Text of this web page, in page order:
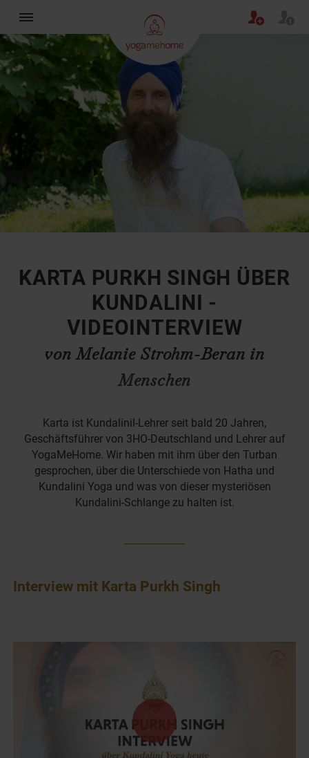
KARTA PURKH SINGH ÜBER
KUNDALINI -
VIDEOINTERVIEW
von Melanie Strohm-Beran in
Menschen
Karta ist Kundalinil-Lehrer seit bald 20 Jahren,
Geschäftsführer von 3HO-Deutschland und Lehrer auf
YogaMeHome. Wir haben mit ihm über den Turban
gesprochen, über die Unterschiede von Hatha und
Kundalini Yoga und was von dieser mysteriösen
Kundalini-Schlange zu halten ist.
Interview mit Karta Purkh Singh